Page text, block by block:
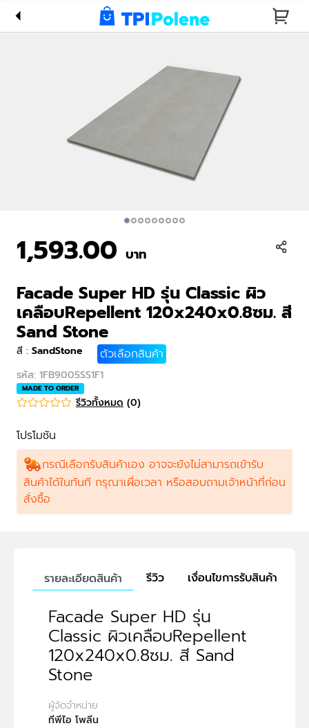
เคลือบRepellent
120x240x0.8ซม.
1,593.00 บาท
Facade Super HD รุ่น Classic ผิว
เคลือบRepellent 120x240x0.8ซม. สี
Sand Stone
สี : SandStone ตัวเลือกสินค้า
รหัส: 1FB9005SS1F1
MADE TO ORDER
รีวิวทั้งหมด (0)
โปรโมชัน
กรณีเลือกรับสินค้าเอง อาจจะยังไม่สามารถเข้ารับ
สินค้าได้ในทันที กรุณาเผื่อเวลา หรือสอบถามเจ้าหน้าที่ก่อน
สั่งซื้อ
รายละเอียดสินค้า รีวิว เงื่อนไขการรับสินค้า
Facade Super HD รุ่น
Classic ผิวเคลือบRepellent
120x240x0.8ซม. สี Sand
Stone
ผู้จัดจำหน่าย
ทีพีไอ โพลีน